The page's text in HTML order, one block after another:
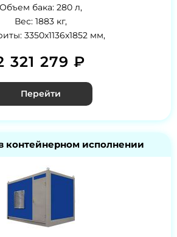
Объем бака: 280 л,
Вес: 1883 кг,
3350x1136x1852 мм,
321 279 ₽
Перейти
в контейнерном исполнении